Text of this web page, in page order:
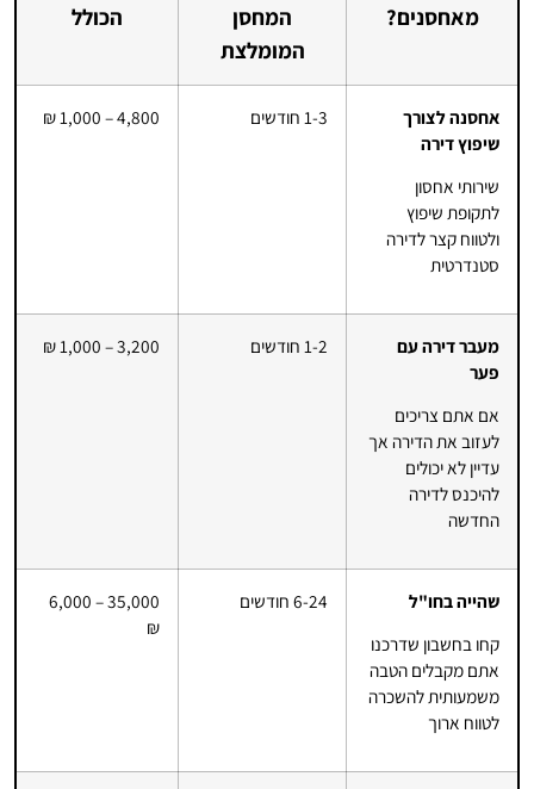
מאחסנים?
המחסן
המומלצת
הכולל
אחסנה לצורך
שיפוץ דירה
שירותי אחסון
לתקופת שיפוץ
ולטווח קצר לדירה
סטנדרטית
1-3 חודשים 4,800 – 1,000 ₪
מעבר דירה עם
פער
אם אתם צריכים
לעזוב את הדירה אך
עדיין לא יכולים
להיכנס לדירה
החדשה
1-2 חודשים 3,200 – 1,000 ₪
שהייה בחו"ל
קחו בחשבון שדרכנו
אתם מקבלים הטבה
משמעותית להשכרה
לטווח ארוך
6-24 חודשים
35,000 – 6,000
₪